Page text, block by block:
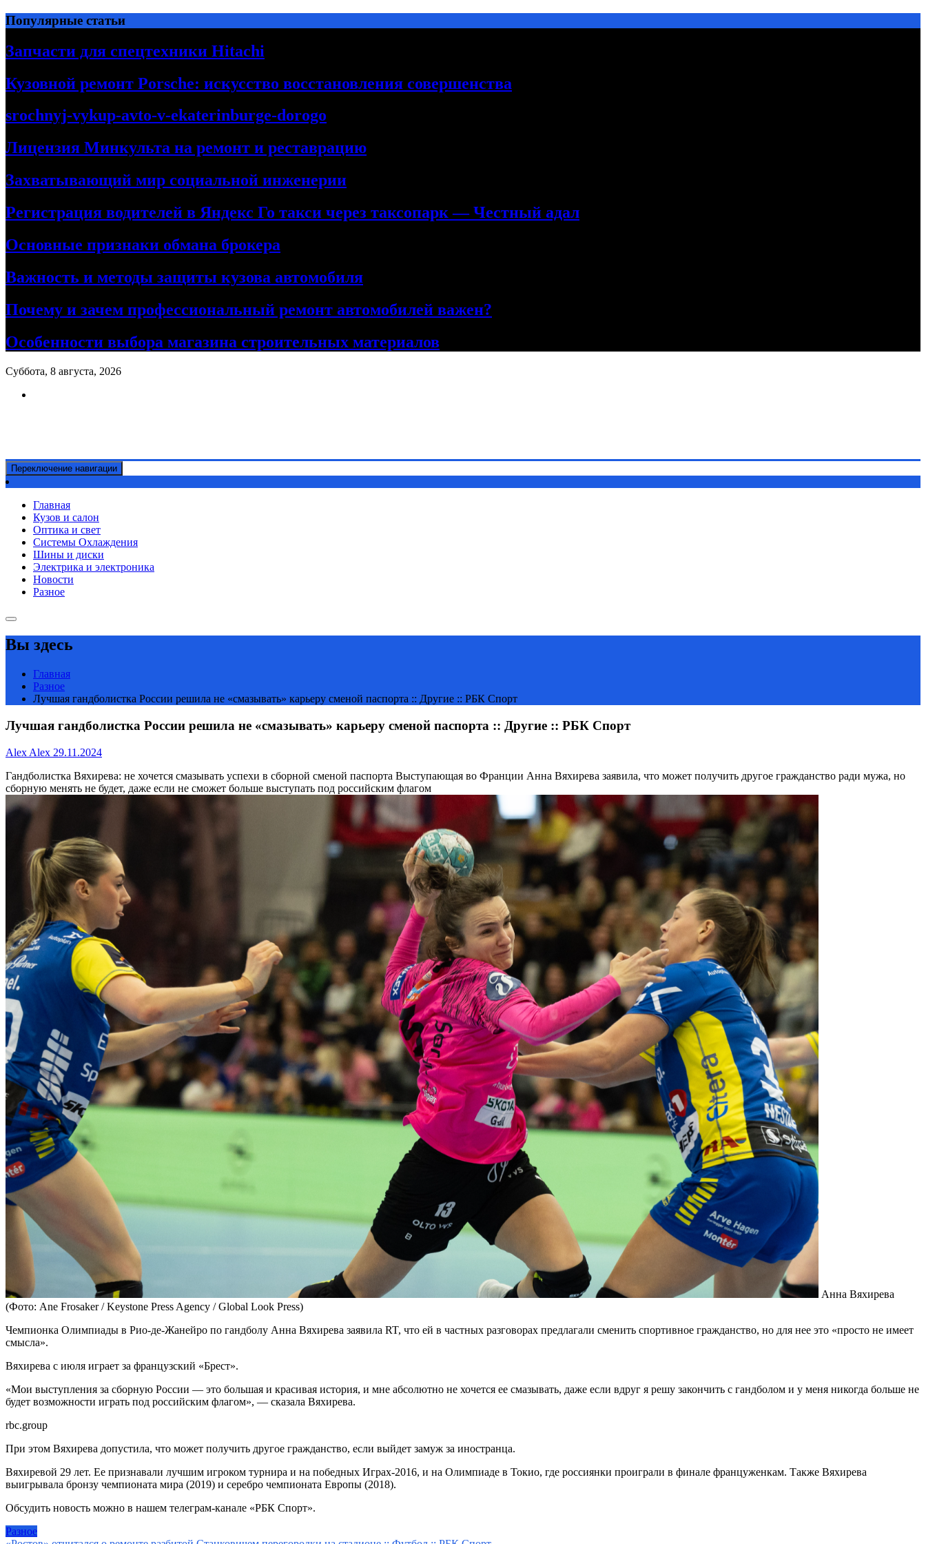
Перейти
к
содержимому
Популярные статьи
Запчасти для спецтехники Hitachi
Кузовной ремонт Porsche: искусство восстановления совершенства
srochnyj-vykup-avto-v-ekaterinburge-dorogo
Лицензия Минкульта на ремонт и реставрацию
Захватывающий мир социальной инженерии
Регистрация водителей в Яндекс Го такси через таксопарк — Честный адал
Основные признаки обмана брокера
Важность и методы защиты кузова автомобиля
Почему и зачем профессиональный ремонт автомобилей важен?
Особенности выбора магазина строительных материалов
Суббота, 8 августа, 2026
Переключение навигации
Главная
Кузов и салон
Оптика и свет
Системы Охлаждения
Шины и диски
Электрика и электроника
Новости
Разное
Вы здесь
Главная
Разное
Лучшая гандболистка России решила не «смазывать» карьеру сменой паспорта :: Другие :: РБК Спорт
Лучшая гандболистка России решила не «смазывать» карьеру сменой паспорта :: Другие :: РБК Спорт
Alex Alex 29.11.2024
Гандболистка Вяхирева: не хочется смазывать успехи в сборной сменой паспорта Выступающая во Франции Анна Вяхирева заявила, что может получить другое гражданство ради мужа, но
сборную менять не будет, даже если не сможет больше выступать под российским флагом
Анна Вяхирева
(Фото: Ane Frosaker / Keystone Press Agency / Global Look Press)
Чемпионка Олимпиады в Рио-де-Жанейро по гандболу Анна Вяхирева заявила RT, что ей в частных разговорах предлагали сменить спортивное гражданство, но для нее это «просто не имеет
смысла».
Вяхирева с июля играет за французский «Брест».
«Мои выступления за сборную России — это большая и красивая история, и мне абсолютно не хочется ее смазывать, даже если вдруг я решу закончить с гандболом и у меня никогда больше не
будет возможности играть под российским флагом», — сказала Вяхирева.
rbc.group
При этом Вяхирева допустила, что может получить другое гражданство, если выйдет замуж за иностранца.
Вяхиревой 29 лет. Ее признавали лучшим игроком турнира и на победных Играх-2016, и на Олимпиаде в Токио, где россиянки проиграли в финале француженкам. Также Вяхирева
выигрывала бронзу чемпионата мира (2019) и серебро чемпионата Европы (2018).
Обсудить новость можно в нашем телеграм-канале «РБК Спорт».
Разное